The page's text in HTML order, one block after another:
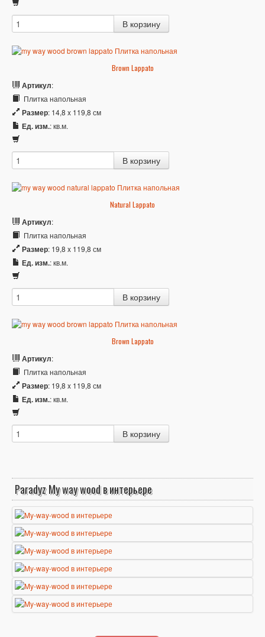
Brown Lappato
Артикул:
Плитка напольная
Размер: 14,8 x 119,8 см
Ед. изм.: кв.м.
Natural Lappato
Артикул:
Плитка напольная
Размер: 19,8 x 119,8 см
Ед. изм.: кв.м.
Brown Lappato
Артикул:
Плитка напольная
Размер: 19,8 x 119,8 см
Ед. изм.: кв.м.
Paradyz My way wood в интерьере